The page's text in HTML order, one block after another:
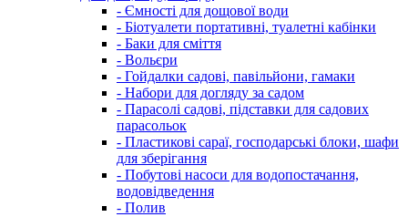
- Ємності для дощової води
- Біотуалети портативні, туалетні кабінки
- Баки для сміття
- Вольєри
- Гойдалки садові, павільйони, гамаки
- Набори для догляду за садом
- Парасолі садові, підставки для садових
парасольок
- Пластикові сараї, господарські блоки, шафи
для зберігання
- Побутові насоси для водопостачання,
водовідведення
- Полив